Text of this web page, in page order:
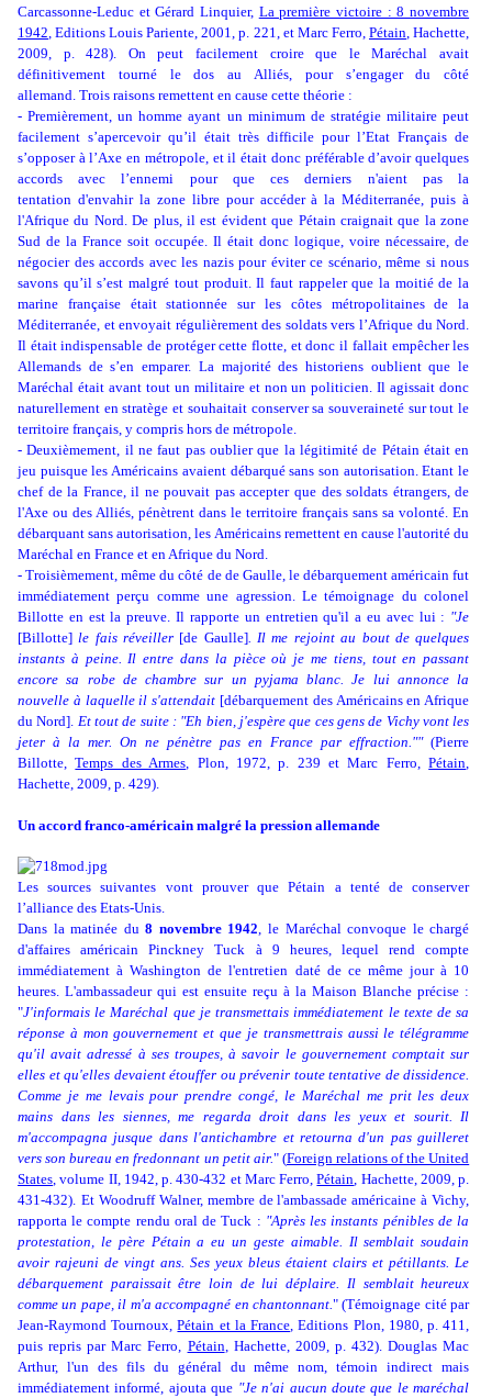
Carcassonne-Leduc et Gérard Linquier, La première victoire : 8 novembre
1942 Editions Louis Pariente, 2001, p. 221, et Marc Ferro, Pétain , Hachette,
2009, p. 428). On peut facilement croire que le Maréchal avait
définitivement tourné le dos au Alliés, pour s’engager du côté
allemand. Trois raisons remettent en cause cette théorie :
- Premièrement, un homme ayant un minimum de stratégie militaire peut
facilement s’apercevoir qu’il était très difficile pour l’Etat Français de
s’opposer à l’Axe en métropole, et il était donc préférable d’avoir quelques
accords avec l’ennemi pour que ces derniers n'aient pas la
tentation d'envahir la zone libre pour accéder à la Méditerranée, puis à
l'Afrique du Nord. De plus, il est évident que Pétain craignait que la zone
Sud de la France soit occupée. Il était donc logique, voire nécessaire, de
négocier des accords avec les nazis pour éviter ce scénario, même si nous
savons qu’il s’est malgré tout produit. Il faut rappeler que la moitié de la
marine française était stationnée sur les côtes métropolitaines de la
Méditerranée, et envoyait régulièrement des soldats vers l’Afrique du Nord.
Il était indispensable de protéger cette flotte, et donc il fallait empêcher les
Allemands de s’en emparer. La majorité des historiens oublient que le
Maréchal était avant tout un militaire et non un politicien. Il agissait donc
naturellement en stratège et souhaitait conserver sa souveraineté sur tout le
territoire français, y compris hors de métropole.
- Deuxièmement, il ne faut pas oublier que la légitimité de Pétain était en
jeu puisque les Américains avaient débarqué sans son autorisation. Etant le
chef de la France, il ne pouvait pas accepter que des soldats étrangers, de
l'Axe ou des Alliés, pénètrent dans le territoire français sans sa volonté. En
débarquant sans autorisation, les Américains remettent en cause l'autorité du
Maréchal en France et en Afrique du Nord.
- Troisièmement, même du côté de de Gaulle, le débarquement américain fut
immédiatement perçu comme une agression. Le témoignage du colonel
Billotte en est la preuve. Il rapporte un entretien qu'il a eu avec lui : "Je
[Billotte] le fais réveiller [de Gaulle]. Il me rejoint au bout de quelques
instants à peine. Il entre dans la pièce où je me tiens, tout en passant
encore sa robe de chambre sur un pyjama blanc. Je lui annonce la
nouvelle à laquelle il s'attendait [débarquement des Américains en Afrique
du Nord]. Et tout de suite : "Eh bien, j'espère que ces gens de Vichy vont les
jeter à la mer. On ne pénètre pas en France par effraction.""(Pierre
Billotte,Temps des Armes , Plon, 1972, p. 239 et Marc Ferro,Pétain
Hachette, 2009, p. 429).
Un accord franco-américain malgré la pression allemande
Les sources suivantes vont prouver que Pétain a tenté de conserver
l’alliance des Etats-Unis.
Dans la matinée du8 novembre 1942 , le Maréchal convoque le chargé
d'affaires américain Pinckney Tuck à 9 heures, lequel rend compte
immédiatement à Washington de l'entretien daté de ce même jour à 10
heures. L'ambassadeur qui est ensuite reçu à la Maison Blanche précise :
"J'informais le Maréchal que je transmettais immédiatement le texte de sa
réponse à mon gouvernement et que je transmettrais aussi le télégramme
qu'il avait adressé à ses troupes, à savoir le gouvernement comptait sur
elles et qu'elles devaient étouffer ou prévenir toute tentative de dissidence.
Comme je me levais pour prendre congé, le Maréchal me prit les deux
mains dans les siennes, me regarda droit dans les yeux et sourit. Il
m'accompagna jusque dans l'antichambre et retourna d'un pas guilleret
vers son bureau en fredonnant un petit air." (Foreign relations of the United
States , volume II, 1942, p. 430-432 et Marc Ferro,Pétain , Hachette, 2009, p.
431-432). Et Woodruff Walner, membre de l'ambassade américaine à Vichy,
rapporta le compte rendu oral de Tuck : "Après les instants pénibles de la
protestation, le père Pétain a eu un geste aimable. Il semblait soudain
avoir rajeuni de vingt ans. Ses yeux bleus étaient clairs et pétillants. Le
débarquement paraissait être loin de lui déplaire. Il semblait heureux
comme un pape, il m'a accompagné en chantonnant. " (Témoignage cité par
Jean-Raymond Tournoux,Pétain et la France , Editions Plon, 1980, p. 411,
puis repris par Marc Ferro, Pétain , Hachette, 2009, p. 432). Douglas Mac
Arthur, l'un des fils du général du même nom, témoin indirect mais
immédiatement informé, ajouta que "Je n'ai aucun doute que le maréchal